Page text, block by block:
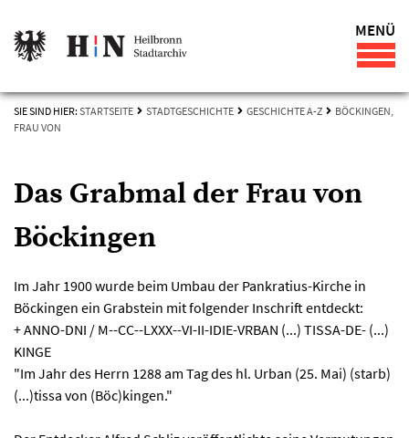
MENÜ
SIE SIND HIER: STARTSEITE STADTGESCHICHTE GESCHICHTE A-Z
BÖCKINGEN,
FRAU VON
Das Grabmal der Frau von
Böckingen
Im Jahr 1900 wurde beim Umbau der Pankratius-Kirche in
Böckingen ein Grabstein mit folgender Inschrift entdeckt:
+ ANNO-DNI / M--CC--LXXX--VI-II-IDIE-VRBAN (...) TISSA-DE- (...)
KINGE
"Im Jahr des Herrn 1288 am Tag des hl. Urban (25. Mai) (starb)
(...)tissa von (Böc)kingen."